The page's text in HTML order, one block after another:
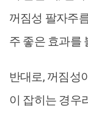
꺼짐성 팔자주
주 좋은 효과를
반대로, 꺼짐성
이 잡히는 경우